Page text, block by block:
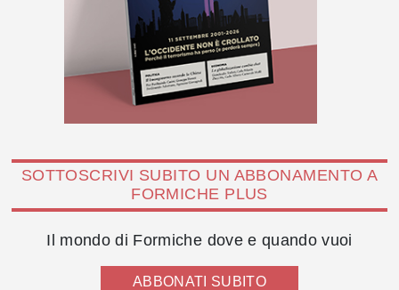
SOTTOSCRIVI SUBITO UN ABBONAMENTO A
FORMICHE PLUS
Il mondo di Formiche dove e quando vuoi
ABBONATI SUBITO